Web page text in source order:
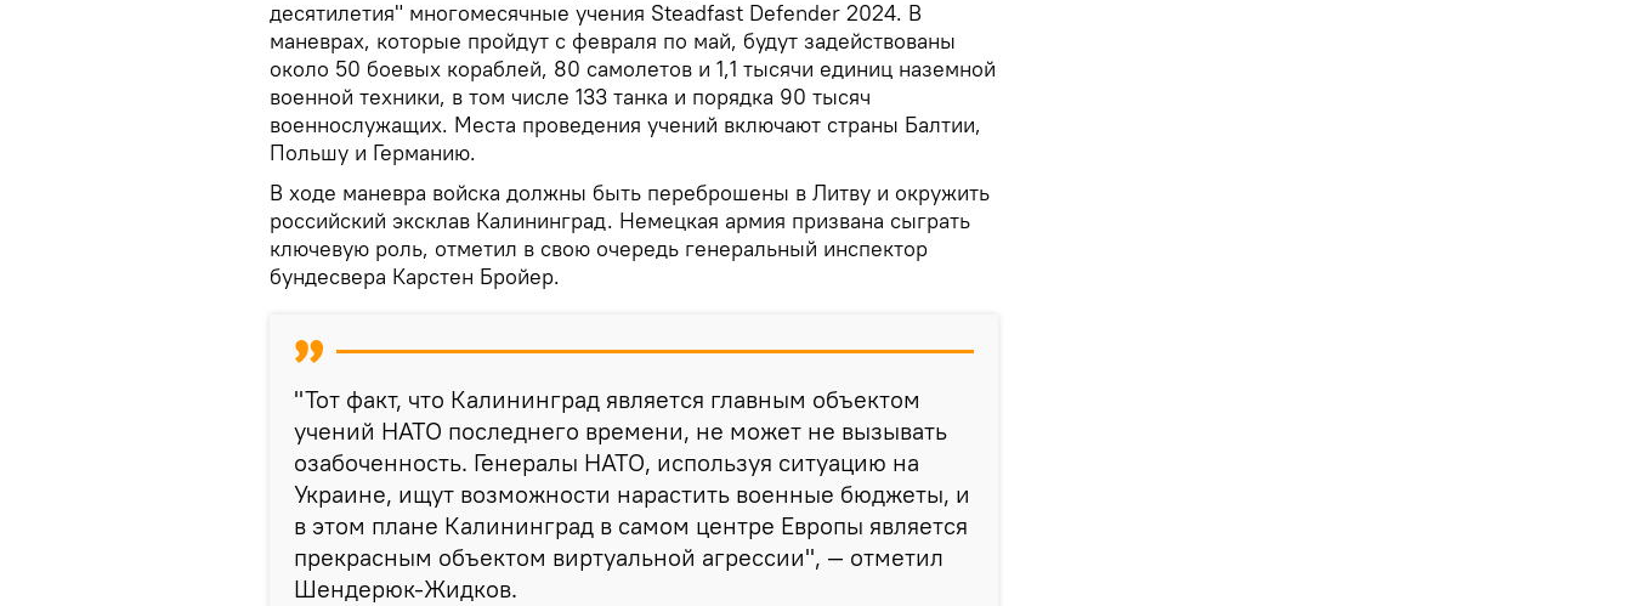
десятилетия" многомесячные учения Steadfast Defender 2024. В
маневрах, которые пройдут с февраля по май, будут задействованы
около 50 боевых кораблей, 80 самолетов и 1,1 тысячи единиц наземной
военной техники, в том числе 133 танка и порядка 90 тысяч
военнослужащих. Места проведения учений включают страны Балтии,
Польшу и Германию.
В ходе маневра войска должны быть переброшены в Литву и окружить
российский эксклав Калининград. Немецкая армия призвана сыграть
ключевую роль, отметил в свою очередь генеральный инспектор
бундесвера Карстен Бройер.
"Тот факт, что Калининград является главным объектом
учений НАТО последнего времени, не может не вызывать
озабоченность. Генералы НАТО, используя ситуацию на
Украине, ищут возможности нарастить военные бюджеты, и
в этом плане Калининград в самом центре Европы является
прекрасным объектом виртуальной агрессии", — отметил
Шендерюк-Жидков.